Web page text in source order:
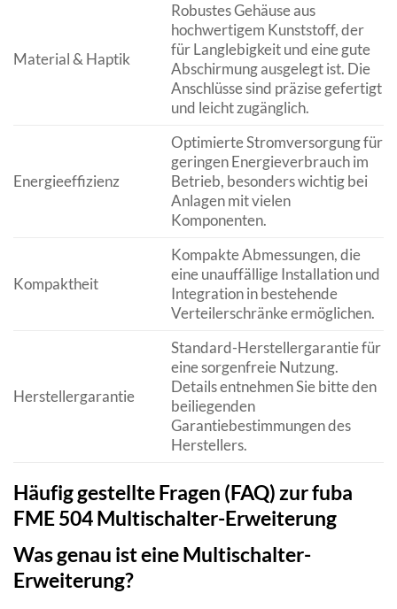
Material & Haptik
Robustes Gehäuse aus
hochwertigem Kunststoff, der
für Langlebigkeit und eine gute
Abschirmung ausgelegt ist. Die
Anschlüsse sind präzise gefertigt
und leicht zugänglich.
Energieeffizienz
Optimierte Stromversorgung für
geringen Energieverbrauch im
Betrieb, besonders wichtig bei
Anlagen mit vielen
Komponenten.
Kompaktheit
Kompakte Abmessungen, die
eine unauffällige Installation und
Integration in bestehende
Verteilerschränke ermöglichen.
Herstellergarantie
Standard-Herstellergarantie für
eine sorgenfreie Nutzung.
Details entnehmen Sie bitte den
beiliegenden
Garantiebestimmungen des
Herstellers.
Häufig gestellte Fragen (FAQ) zur fuba
FME 504 Multischalter-Erweiterung
Was genau ist eine Multischalter-
Erweiterung?